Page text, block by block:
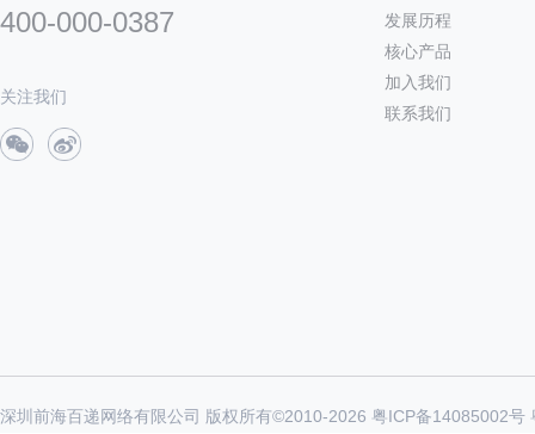
400-000-0387
关注我们
发展历程
核心产品
加入我们
联系我们
深圳前海百递网络有限公司 版权所有©2010-2026 粤ICP备14085002号